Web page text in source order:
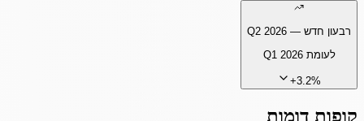
רבעון חדש — Q2 2026
לעומתQ1 2026
+3.2%
קופות דומות